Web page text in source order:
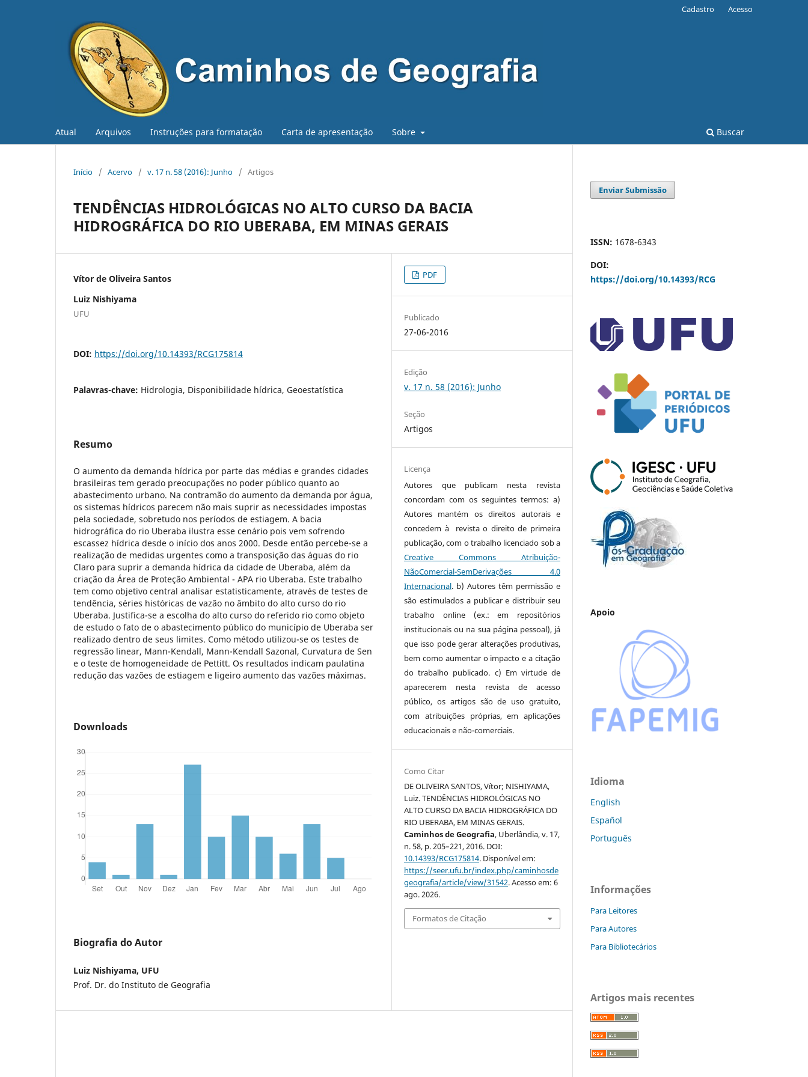
Atual Arquivos Instruções para formatação Carta de apresentação Sobre Buscar
Cadastro Acesso
Início / Acervo / v. 17 n. 58 (2016): Junho / Artigos
TENDÊNCIAS HIDROLÓGICAS NO ALTO CURSO DA BACIA
HIDROGRÁFICA DO RIO UBERABA, EM MINAS GERAIS
Vítor de Oliveira Santos
Luiz Nishiyama
UFU
DOI: https://doi.org/10.14393/RCG175814
Palavras-chave: Hidrologia, Disponibilidade hídrica, Geoestatística
Resumo
O aumento da demanda hídrica por parte das médias e grandes cidades
brasileiras tem gerado preocupações no poder público quanto ao
abastecimento urbano. Na contramão do aumento da demanda por água,
os sistemas hídricos parecem não mais suprir as necessidades impostas
pela sociedade, sobretudo nos períodos de estiagem. A bacia
hidrográfica do rio Uberaba ilustra esse cenário pois vem sofrendo
escassez hídrica desde o início dos anos 2000. Desde então percebe-se a
realização de medidas urgentes como a transposição das águas do rio
Claro para suprir a demanda hídrica da cidade de Uberaba, além da
criação da Área de Proteção Ambiental - APA rio Uberaba. Este trabalho
tem como objetivo central analisar estatisticamente, através de testes de
tendência, séries históricas de vazão no âmbito do alto curso do rio
Uberaba. Justifica-se a escolha do alto curso do referido rio como objeto
de estudo o fato de o abastecimento público do município de Uberaba ser
realizado dentro de seus limites. Como método utilizou-se os testes de
regressão linear, Mann-Kendall, Mann-Kendall Sazonal, Curvatura de Sen
e o teste de homogeneidade de Pettitt. Os resultados indicam paulatina
redução das vazões de estiagem e ligeiro aumento das vazões máximas.
Downloads
Biografia do Autor
Luiz Nishiyama, UFU
Prof. Dr. do Instituto de Geografia
PDF
Publicado
27-06-2016
Edição
v. 17 n. 58 (2016): Junho
Seção
Artigos
Licença
Autores que publicam nesta revista
concordam com os seguintes termos: a)
Autores mantém os direitos autorais e
concedem à revista o direito de primeira
publicação, com o trabalho licenciado sob a
Creative Commons Atribuição-
NãoComercial-SemDerivações 4.0
Internacional. b) Autores têm permissão e
são estimulados a publicar e distribuir seu
trabalho online (ex.: em repositórios
institucionais ou na sua página pessoal), já
que isso pode gerar alterações produtivas,
bem como aumentar o impacto e a citação
do trabalho publicado. c) Em virtude de
aparecerem nesta revista de acesso
público, os artigos são de uso gratuito,
com atribuições próprias, em aplicações
educacionais e não-comerciais.
Como Citar
DE OLIVEIRA SANTOS, Vítor; NISHIYAMA,
Luiz. TENDÊNCIAS HIDROLÓGICAS NO
ALTO CURSO DA BACIA HIDROGRÁFICA DO
RIO UBERABA, EM MINAS GERAIS.
Caminhos de Geografia, Uberlândia, v. 17,
n. 58, p. 205–221, 2016. DOI:
10.14393/RCG175814. Disponível em:
https://seer.ufu.br/index.php/caminhosde
geografia/article/view/31542. Acesso em: 6
ago. 2026.
Formatos de Citação
Enviar Submissão
ISSN: 1678-6343
DOI:
https://doi.org/10.14393/RCG
Apoio
Idioma
English
Español
Português
Informações
Para Leitores
Para Autores
Para Bibliotecários
Artigos mais recentes